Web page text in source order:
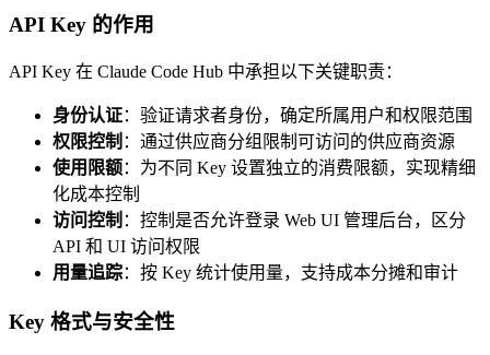
API Key 的作用
API Key 在 Claude Code Hub 中承担以下关键职责：
身份认证：验证请求者身份，确定所属用户和权限范围
权限控制 ：通过供应商分组限制可访问的供应商资源
使用限额：为不同 Key 设置独立的消费限额，实现精细
化成本控制
访问控制 ：控制是否允许登录 Web UI 管理后台，区分
API 和 UI 访问权限
用量追踪：按 Key 统计使用量，支持成本分摊和审计
Key 格式与安全性